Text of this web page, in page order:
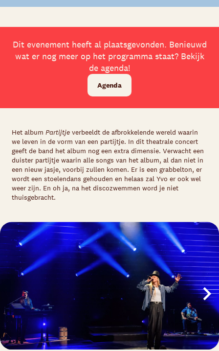
Dit evenement heeft al plaatsgevonden. Benieuwd
wat er nog meer op het programma staat? Bekijk
de agenda!
Agenda
Het album Partijtje verbeeldt de afbrokkelende wereld waarin
we leven in de vorm van een partijtje. In dit theatrale concert
geeft de band het album nog een extra dimensie. Verwacht een
duister partijtje waarin alle songs van het album, al dan niet in
een nieuw jasje, voorbij zullen komen. Er is een grabbelton, er
wordt een stoelendans gehouden en helaas zal Yvo er ook wel
weer zijn. En oh ja, na het discozwemmen word je niet
thuisgebracht.